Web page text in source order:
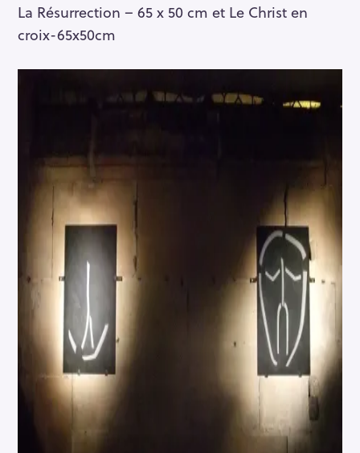
La Résurrection – 65 x 50 cm et Le Christ en
croix-65x50cm